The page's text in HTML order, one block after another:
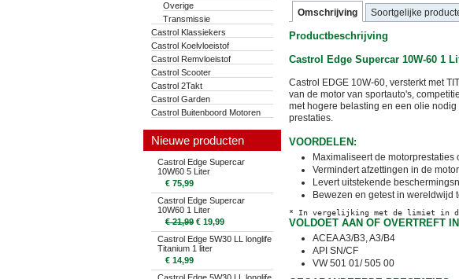
Overige
Transmissie
Castrol Klassiekers
Castrol Koelvloeistof
Castrol Remvloeistof
Castrol Scooter
Castrol 2Takt
Castrol Garden
Castrol Buitenboord Motoren
Nieuwe producten
Castrol Edge Supercar
10W60 5 Liter
€ 75,99
Castrol Edge Supercar
10W60 1 Liter
€ 21,99 € 19,99
Castrol Edge 5W30 LL longlife
Titanium 1 liter
€ 14,99
Omschrijving Soortgelijke
Productbeschrijving
Castrol Edge Supercar 10W-60 1
Castrol EDGE 10W-60, versterkt met
van de motor van sportauto's,
met hogere belasting en een olie
prestaties.
VOORDELEN:
Maximaliseert de
Vermindert afzettingen in de
Levert uitstekende
Bewezen en getest in wereldwijd
VOLDOET AAN OF OVERTREFT
ACEA A3/B3, A3/B4
API SN/CF
VW 501 01/ 505 00